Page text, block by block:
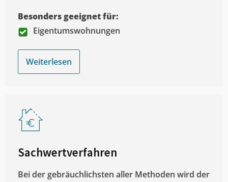
Besonders geeignet für:
Eigentumswohnungen
Weiterlesen
Sachwertverfahren
Bei der gebräuchlichsten aller Methoden wird der